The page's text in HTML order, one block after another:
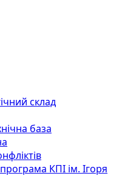
склад
база
КПІ ім. Ігоря